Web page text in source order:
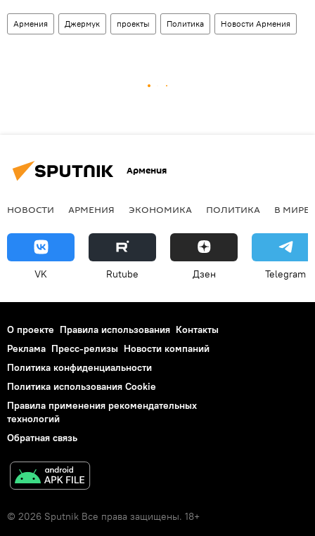
Армения Джермук проекты Политика Новости Армения
Армения
НОВОСТИ АРМЕНИЯ ЭКОНОМИКА ПОЛИТИКА В МИРЕ
VK Rutube Дзен Telegram
О проекте Правила использования Контакты
Реклама Пресс-релизы Новости компаний
Политика конфиденциальности
Политика использования Cookie
Правила применения рекомендательных
технологий
Обратная связь
© 2026 Sputnik Все права защищены. 18+